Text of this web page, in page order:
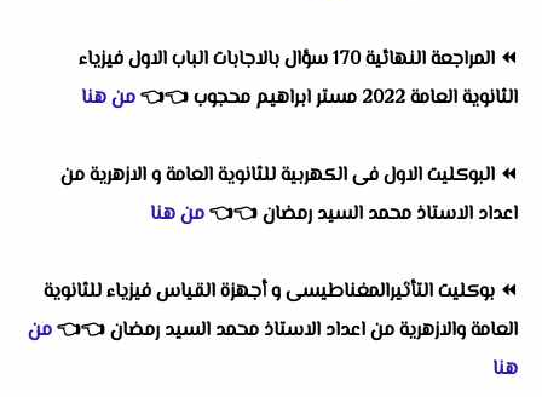
⏪
المراجعة النهائية 170 سؤال بالاجابات الباب الاول فيزياء
الثانوية العامة 2022 مستر ابراهيم محجوب
👈
👈من هنا
⏪ البوكليت الاول فى الكهربية للثانوية العامة و الازهرية من
اعداد الاستاذ محمد السيد رمضان👈
👈من هنا
⏪ بوكليت التأثيرالمغناطيسى و أجهزة القياس فيزياء للثانوية
العامة والازهرية من اعداد الاستاذ محمد السيد رمضان👈
👈من
هنا